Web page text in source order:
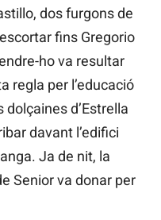
dos furgons de
fins Gregorio
ho va resultar
regla per l’educació
d’Estrella
davant l’edifici
Ja de nit, la
Senior va donar per